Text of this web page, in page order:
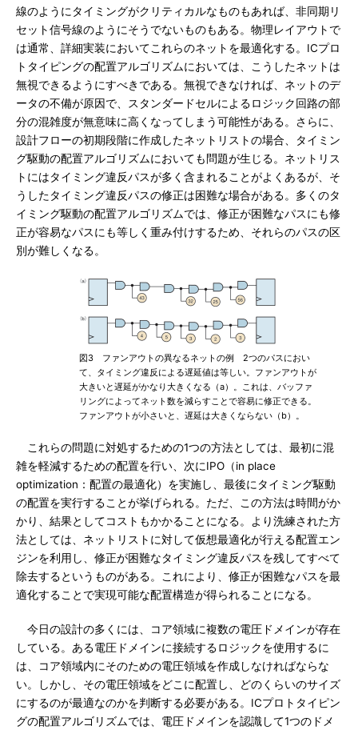
線のようにタイミングがクリティカルなものもあれば、非同期リ
セット信号線のようにそうでないものもある。物理レイアウトで
は通常、詳細実装においてこれらのネットを最適化する。ICプロ
トタイピングの配置アルゴリズムにおいては、こうしたネットは
無視できるようにすべきである。無視できなければ、ネットのデ
ータの不備が原因で、スタンダードセルによるロジック回路の部
分の混雑度が無意味に高くなってしまう可能性がある。さらに、
設計フローの初期段階に作成したネットリストの場合、タイミン
グ駆動の配置アルゴリズムにおいても問題が生じる。ネットリス
トにはタイミング違反パスが多く含まれることがよくあるが、そ
うしたタイミング違反パスの修正は困難な場合がある。多くのタ
イミング駆動の配置アルゴリズムでは、修正が困難なパスにも修
正が容易なパスにも等しく重み付けするため、それらのパスの区
別が難しくなる。
図3 ファンアウトの異なるネットの例 2つのパスにおい
て、タイミング違反による遅延値は等しい。ファンアウトが
大きいと遅延がかなり大きくなる（a）。これは、バッファ
リングによってネット数を減らすことで容易に修正できる。
ファンアウトが小さいと、遅延は大きくならない（b）。
これらの問題に対処するための1つの方法としては、最初に混
雑を軽減するための配置を行い、次にIPO（in place
optimization：配置の最適化）を実施し、最後にタイミング駆動
の配置を実行することが挙げられる。ただ、この方法は時間がか
かり、結果としてコストもかかることになる。より洗練された方
法としては、ネットリストに対して仮想最適化が行える配置エン
ジンを利用し、修正が困難なタイミング違反パスを残してすべて
除去するというものがある。これにより、修正が困難なパスを最
適化することで実現可能な配置構造が得られることになる。
今日の設計の多くには、コア領域に複数の電圧ドメインが存在
している。ある電圧ドメインに接続するロジックを使用するに
は、コア領域内にそのための電圧領域を作成しなければならな
い。しかし、その電圧領域をどこに配置し、どのくらいのサイズ
にするのが最適なのかを判断する必要がある。ICプロトタイピン
グの配置アルゴリズムでは、電圧ドメインを認識して1つのドメ